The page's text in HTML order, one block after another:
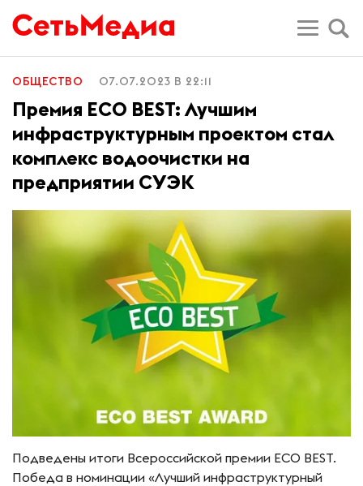
ОБЩЕСТВО 07.07.2023 В 22:11
Премия ECO BEST: Лучшим
инфраструктурным проектом стал
комплекс водоочистки на
предприятии СУЭК
Подведены итоги Всероссийской премии ECO BEST.
Победа в номинации «Лучший инфраструктурный